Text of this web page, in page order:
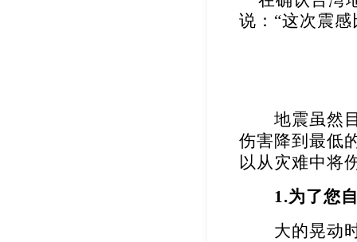
说： “这次震感
地震虽然目
伤害降到最低
以从灾难中将
1.为了您
大的晃动时